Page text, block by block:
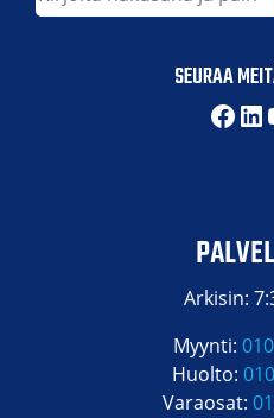
SEURAA
Arkisin:
Myynti:
Huolto:
Varaosat: